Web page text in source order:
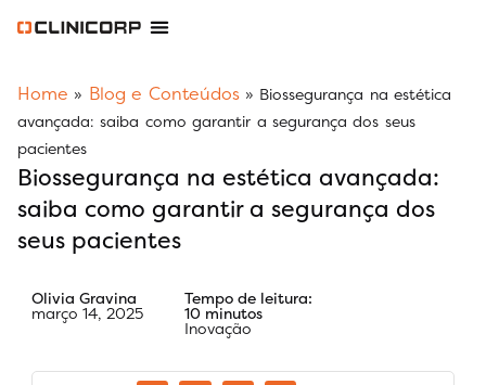
Home » Blog e Conteúdos» Biossegurança na estética
avançada: saiba como garantir a segurança dos seus
pacientes
Biossegurança na estética avançada:
saiba como garantir a segurança dos
seus pacientes
Olivia Gravina
março 14, 2025
Tempo de leitura:
10 minutos
Inovação